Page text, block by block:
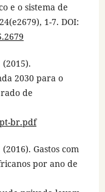
e o sistema de
1-7. DOI:
(2015).
2030 para o
de
br.pdf
Gastos com
por ano de